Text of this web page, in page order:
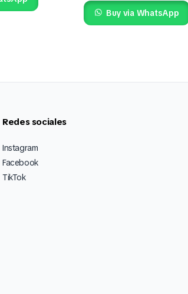
Buy via WhatsApp
Redes sociales
Instagram
Facebook
TikTok